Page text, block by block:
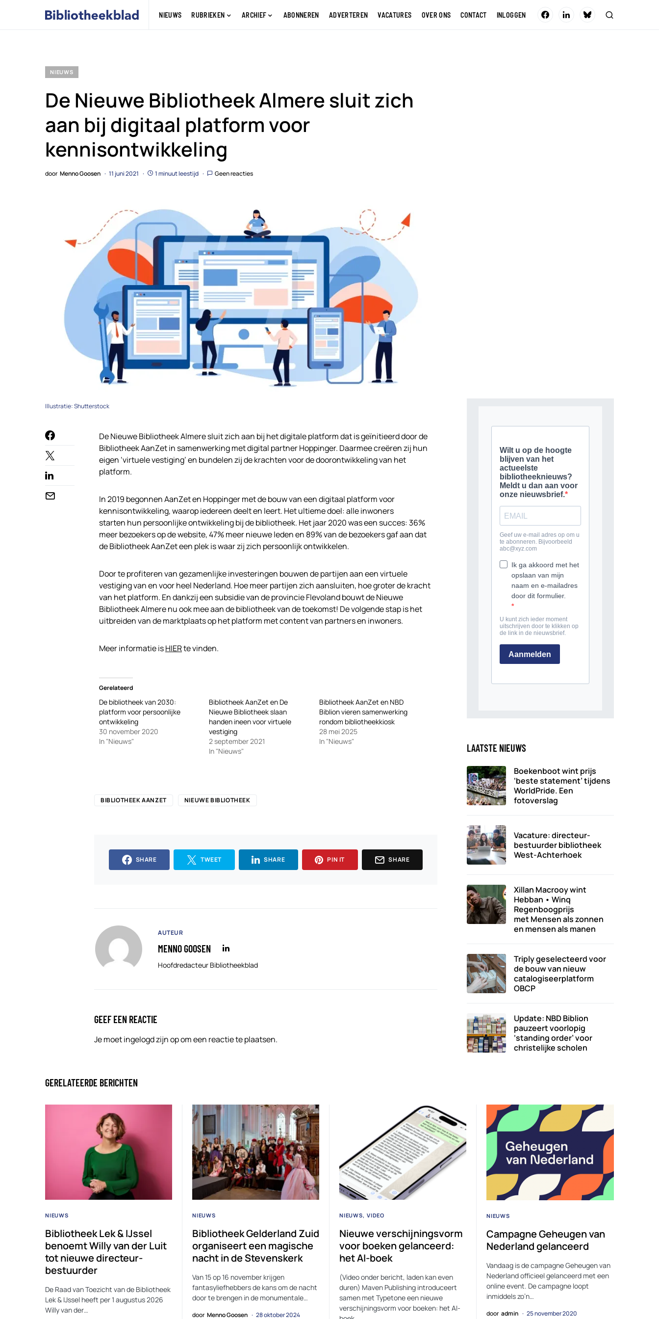
NIEUWS RUBRIEKEN ARCHIEF ABONNEREN ADVERTEREN VACATURES OVER ONS CONTACT INLOGGEN
NIEUWS
De Nieuwe Bibliotheek Almere sluit zich
aan bij digitaal platform voor
kennisontwikkeling
door Menno Goosen 11 juni 2021 1 minuut leestijd Geen reacties
Illustratie: Shutterstock
De Nieuwe Bibliotheek Almere sluit zich aan bij het digitale platform dat is geïnitieerd door de
Bibliotheek AanZet in samenwerking met digital partner Hoppinger. Daarmee creëren zij hun
eigen ‘virtuele vestiging’ en bundelen zij de krachten voor de doorontwikkeling van het
platform.
In 2019 begonnen AanZet en Hoppinger met de bouw van een digitaal platform voor
kennisontwikkeling, waarop iedereen deelt en leert. Het ultieme doel: alle inwoners
starten hun persoonlijke ontwikkeling bij de bibliotheek. Het jaar 2020 was een succes: 36%
meer bezoekers op de website, 47% meer nieuwe leden en 89% van de bezoekers gaf aan dat
de Bibliotheek AanZet een plek is waar zij zich persoonlijk ontwikkelen.
Door te profiteren van gezamenlijke investeringen bouwen de partijen aan een virtuele
vestiging van en voor heel Nederland. Hoe meer partijen zich aansluiten, hoe groter de kracht
van het platform. En dankzij een subsidie van de provincie Flevoland bouwt de Nieuwe
Bibliotheek Almere nu ook mee aan de bibliotheek van de toekomst! De volgende stap is het
uitbreiden van de marktplaats op het platform met content van partners en inwoners.
Meer informatie isHIERte vinden.
Gerelateerd
De bibliotheek van 2030:
platform voor persoonlijke
ontwikkeling
30 november 2020
In "Nieuws"
Bibliotheek AanZet en De
Nieuwe Bibliotheek slaan
handen ineen voor virtuele
vestiging
2 september 2021
In "Nieuws"
Bibliotheek AanZet en NBD
Biblion vieren samenwerking
rondom bibliotheekkiosk
28 mei 2025
In "Nieuws"
BIBLIOTHEEK AANZET NIEUWE BIBLIOTHEEK
SHARE TWEET SHARE PIN IT SHARE
AUTEUR
MENNO GOOSEN
Hoofdredacteur Bibliotheekblad
GEEF EEN REACTIE
Je moetingelogd zijn opom een reactie te plaatsen.
LAATSTE NIEUWS
Boekenboot wint prijs
‘beste statement’ tijdens
WorldPride. Een
fotoverslag
Vacature: directeur-
bestuurder bibliotheek
West-Achterhoek
Xillan Macrooy wint
Hebban • Winq
Regenboogprijs
met Mensen als zonnen
en mensen als manen
Triply geselecteerd voor
de bouw van nieuw
catalogiseerplatform
OBCP
Update: NBD Biblion
pauzeert voorlopig
‘standing order’ voor
christelijke scholen
GERELATEERDE BERICHTEN
NIEUWS
Bibliotheek Lek & IJssel
benoemt Willy van der Luit
tot nieuwe directeur-
bestuurder
De Raad van Toezicht van de Bibliotheek
Lek & IJssel heeft per 1 augustus 2026
Willy van der…
NIEUWS
Bibliotheek Gelderland Zuid
organiseert een magische
nacht in de Stevenskerk
Van 15 op 16 november krijgen
fantasyliefhebbers de kans om de nacht
door te brengen in de monumentale…
door Menno Goosen 28 oktober 2024
NIEUWS VIDEO
Nieuwe verschijningsvorm
voor boeken gelanceerd:
het AI-boek
(Video onder bericht, laden kan even
duren) Maven Publishing introduceert
samen met Typetone een nieuwe
verschijningsvorm voor boeken: het AI-
NIEUWS
Campagne Geheugen van
Nederland gelanceerd
Vandaag is de campagne Geheugen van
Nederland officieel gelanceerd met een
online event. De campagne loopt
inmiddels zo’n…
door admin
25 november 2020